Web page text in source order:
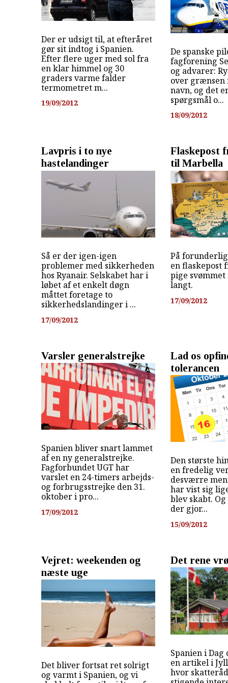
Der er udsigt til, at efteråret
gør sit indtog i Spanien.
Efter flere uger med sol fra
en klar himmel og 30
graders varme falder
termometret m...
19/09/2012
De spanske
fagforening
og advarer:
over grænsen
navn, og det
spørgsmål o...
18/09/2012
Lavpris i to nye
hastelandinger
Så er der igen-igen
problemer med sikkerheden
hos Ryanair. Selskabet har i
løbet af et enkelt døgn
måttet foretage to
sikkerhedslandinger i ...
17/09/2012
Flaskepost
til Marbella
På
en flaskepost
pige
langt.
17/09/2012
Varsler generalstrejke
Spanien bliver snart lammet
af en ny generalstrejke.
Fagforbundet UGT har
varslet en 24-timers arbejds-
og forbrugsstrejke den 31.
oktober i pro...
17/09/2012
Lad os
tolerancen
Den største
en fredelig
desværre
har vist sig
blev skabt.
der gjor...
15/09/2012
Vejret: weekenden og
næste uge
Det bliver fortsat ret solrigt
og varmt i Spanien, og vi
Det rene
Spanien i
en artikel i
hvor